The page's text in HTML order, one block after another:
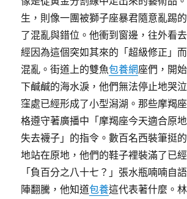
生，則像一團被獅子座暴君隨意亂踢
了混亂與錯位。他衝到窗邊，往外看
經因為這個突如其來的「超級修正」
混亂。街道上的雙魚包養網座們，開
下鹹鹹的海水淚，他們無法停止地哭
窪處已經形成了小型潟湖。那些摩羯
格遵守著廣播中「摩羯座今天適合原
失去襪子」的指令。數百名西裝筆挺
地站在原地，他們的鞋子裡裝滿了已
「負百分之八十七？」張水瓶喃喃自
陣翻騰，他知道包養這代表著什麼。